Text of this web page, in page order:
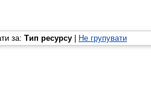
за: Тип ресурсу Не групувати